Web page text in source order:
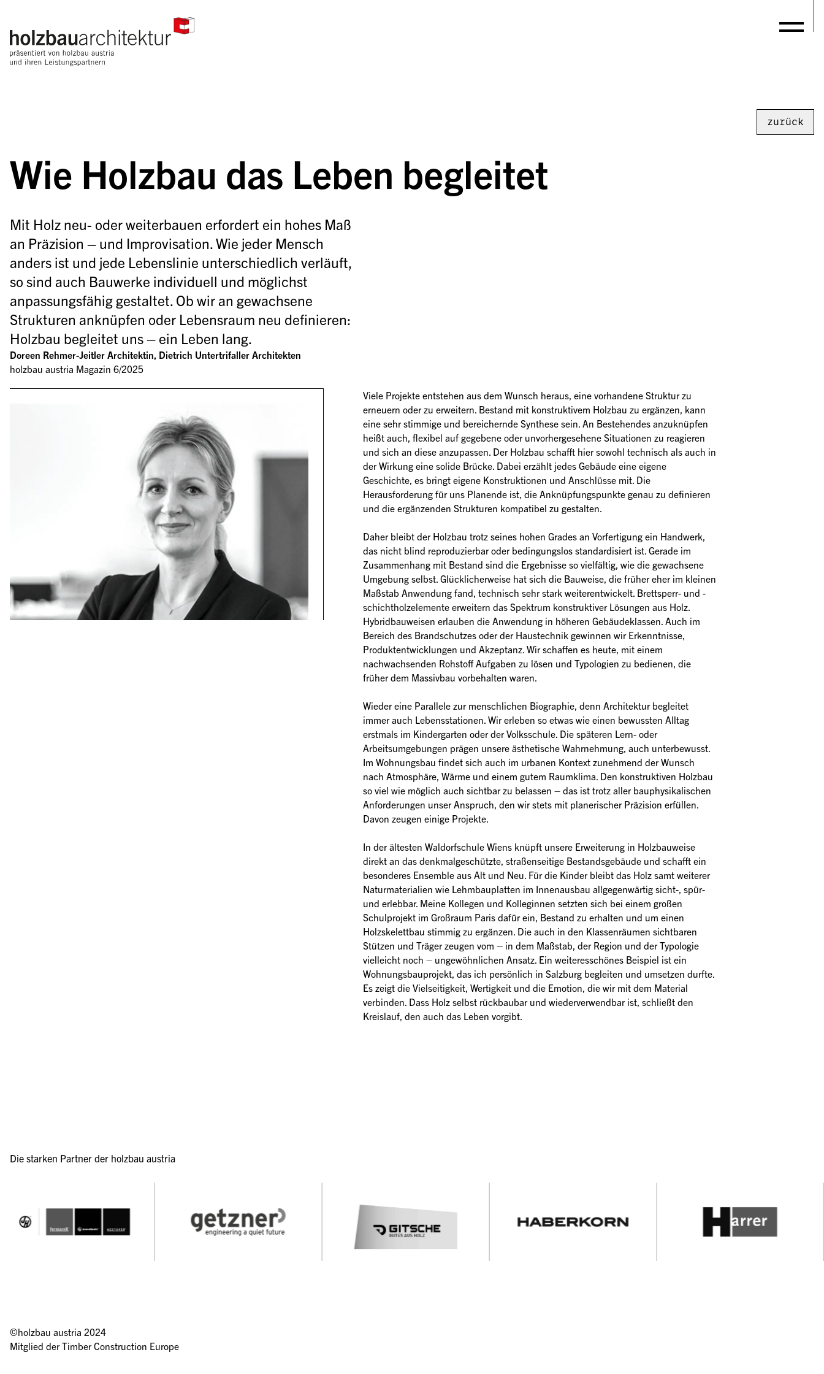
zurück
Wie Holzbau das Leben begleitet
Mit Holz neu- oder weiterbauen erfordert ein hohes Maß
an Präzision – und Improvisation. Wie jeder Mensch
anders ist und jede Lebenslinie unterschiedlich verläuft,
so sind auch Bauwerke individuell und möglichst
anpassungsfähig gestaltet. Ob wir an gewachsene
Strukturen anknüpfen oder Lebensraum neu definieren:
Holzbau begleitet uns – ein Leben lang.
Doreen Rehmer-Jeitler Architektin, Dietrich Untertrifaller Architekten
holzbau austria Magazin 6/2025
Viele Projekte entstehen aus dem Wunsch heraus, eine vorhandene Struktur zu
erneuern oder zu erweitern. Bestand mit konstruktivem Holzbau zu ergänzen, kann
eine sehr stimmige und bereichernde Synthese sein. An Bestehendes anzuknüpfen
heißt auch, flexibel auf gegebene oder unvorhergesehene Situationen zu reagieren
und sich an diese anzupassen. Der Holzbau schafft hier sowohl technisch als auch in
der Wirkung eine solide Brücke. Dabei erzählt jedes Gebäude eine eigene
Geschichte, es bringt eigene Konstruktionen und Anschlüsse mit. Die
Herausforderung für uns Planende ist, die Anknüpfungspunkte genau zu definieren
und die ergänzenden Strukturen kompatibel zu gestalten.
Daher bleibt der Holzbau trotz seines hohen Grades an Vorfertigung ein Handwerk,
das nicht blind reproduzierbar oder bedingungslos standardisiert ist. Gerade im
Zusammenhang mit Bestand sind die Ergebnisse so vielfältig, wie die gewachsene
Umgebung selbst. Glücklicherweise hat sich die Bauweise, die früher eher im kleinen
Maßstab Anwendung fand, technisch sehr stark weiterentwickelt. Brettsperr- und -
schichtholzelemente erweitern das Spektrum konstruktiver Lösungen aus Holz.
Hybridbauweisen erlauben die Anwendung in höheren Gebäudeklassen. Auch im
Bereich des Brandschutzes oder der Haustechnik gewinnen wir Erkenntnisse,
Produktentwicklungen und Akzeptanz. Wir schaffen es heute, mit einem
nachwachsenden Rohstoff Aufgaben zu lösen und Typologien zu bedienen, die
früher dem Massivbau vorbehalten waren.
Wieder eine Parallele zur menschlichen Biographie, denn Architektur begleitet
immer auch Lebensstationen. Wir erleben so etwas wie einen bewussten Alltag
erstmals im Kindergarten oder der Volksschule. Die späteren Lern- oder
Arbeitsumgebungen prägen unsere ästhetische Wahrnehmung, auch unterbewusst.
Im Wohnungsbau findet sich auch im urbanen Kontext zunehmend der Wunsch
nach Atmosphäre, Wärme und einem gutem Raumklima. Den konstruktiven Holzbau
so viel wie möglich auch sichtbar zu belassen – das ist trotz aller bauphysikalischen
Anforderungen unser Anspruch, den wir stets mit planerischer Präzision erfüllen.
Davon zeugen einige Projekte.
In der ältesten Waldorfschule Wiens knüpft unsere Erweiterung in Holzbauweise
direkt an das denkmalgeschützte, straßenseitige Bestandsgebäude und schafft ein
besonderes Ensemble aus Alt und Neu. Für die Kinder bleibt das Holz samt weiterer
Naturmaterialien wie Lehmbauplatten im Innenausbau allgegenwärtig sicht-, spür-
und erlebbar. Meine Kollegen und Kolleginnen setzten sich bei einem großen
Schulprojekt im Großraum Paris dafür ein, Bestand zu erhalten und um einen
Holzskelettbau stimmig zu ergänzen. Die auch in den Klassenräumen sichtbaren
Stützen und Träger zeugen vom – in dem Maßstab, der Region und der Typologie
vielleicht noch – ungewöhnlichen Ansatz. Ein weiteresschönes Beispiel ist ein
Wohnungsbauprojekt, das ich persönlich in Salzburg begleiten und umsetzen durfte.
Es zeigt die Vielseitigkeit, Wertigkeit und die Emotion, die wir mit dem Material
verbinden. Dass Holz selbst rückbaubar und wiederverwendbar ist, schließt den
Kreislauf, den auch das Leben vorgibt.
Die starken Partner der holzbau austria
©holzbau austria 2024
Mitglied der Timber Construction Europe